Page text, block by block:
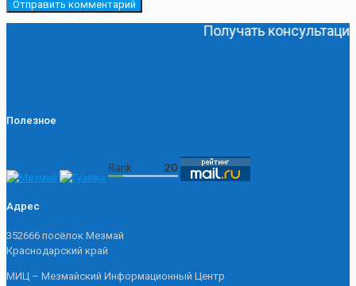
Получать консультации
Полезное
Адрес
352666 посёлок Мезмай
Краснодарский край
МИЦ – Мезмайский Информационный Центр